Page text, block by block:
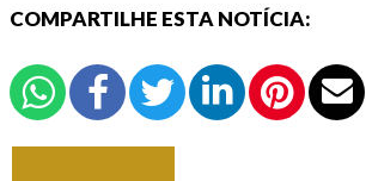
COMPARTILHE ESTA NOTÍCIA: